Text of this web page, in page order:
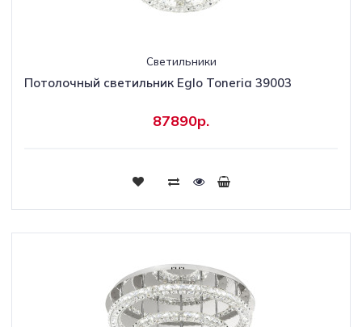
Светильники
Потолочный светильник Eglo Toneria 39003
87890р.